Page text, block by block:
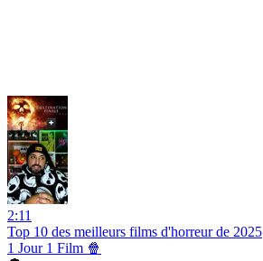
2:11
Top 10 des meilleurs films d'horreur de 2025
1 Jour 1 Film 🍿